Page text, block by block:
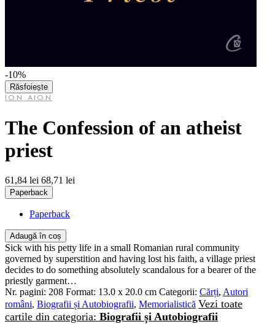
-10%
Răsfoiește
ION AION
The Confession of an atheist
priest
61,84 lei 68,71 lei
Paperback
Paperback
Adaugă în coș
Sick with his petty life in a small Romanian rural community
governed by superstition and having lost his faith, a village priest
decides to do something absolutely scandalous for a bearer of the
priestly garment…
Nr. pagini: 208 Format: 13.0 x 20.0 cm Categorii: Cărți, Autori
români, Biografii și Autobiografii, Memorialistică Vezi toate
cartile din categoria: Biografii și Autobiografii